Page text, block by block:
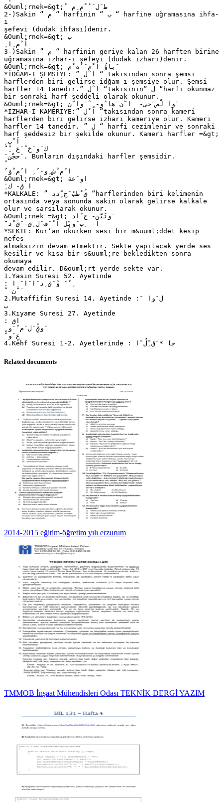
&Ouml;rnek=&gt; ْ ‫ط َل َ ُ ْم ِم‬
2-)Sakin “ ‫ “ م‬harfinin “ ‫ “ ب‬harfine uğramasına ihfa-
ı
şefevi (dudak ihfası)denir.
&Ouml;rnek=&gt; ‫ب‬
3-)Sakin ” ‫ “ م‬harfinin geriye kalan 26 harften birine
uğramasına izhar-ı şefevi (dudak izharı)denir.
&Ouml;rnek=&gt; ‫َباؤُ اُ ْم َ ُه ْم‬
*İDĞAM-I ŞEMSİYE: ” ‫ “ اَ ْل‬takısından sonra şemsi
harflerden biri gelirse idğam-ı şemsiye olur. Şemsi
harfler 14 tanedir.” ‫“ اَ ْل‬takısının” ‫“ ل‬harfi okunmaz
bir sonraki harf şeddeli olarak okunur.
&Ouml;rnek=&gt; ‫ َوا لُّض َحى‬- ‫ ا َّن َها ُو‬- ِ ْ ‫َوا َّن‬
*İZHAR-I KAMERİYE:” ‫“ اَ ْل‬takısından sonra kameri
harflerden biri gelirse izharı kameriye olur. Kameri
harfler 14 tanedir. ” ‫ “ ل‬harfi cezimlenir ve sonraki
harf şeddesiz bir şekilde okunur. Kameri harfler =&gt;
ُ َ ٌِ ‫ك َو َخ ْ َع‬
َ ‫ َحجَّن‬. Bunların dışındaki harfler şemsidir.
ُ ‫ ا ُم ْش ِو‬- ُ ِ ‫ا ُم ْؤ‬
&Ouml;rnek=&gt; ‫او َعة‬
ِ َ‫ ا ق‬- ‫ك‬
*KALKALE: ” ‫“ قُ ْطبُ َج ٍّدد‬harflerinden biri kelimenin
ortasında veya sonunda sakin olarak gelirse kalkale
olur ve sarsılarak okunur.
&Ouml;rnek =&gt; ‫ َوتَبَّن‬- ‫ح ٌاد‬
َ َ‫ ا‬- ‫ ِب َوبِّل ا ْ َف َل ِق‬- ‫َقَ ْد‬
*SEKTE: Kur’an okurken sesi bir m&uuml;ddet kesip
nefes
almaksızın devam etmektir. Sekte yapılacak yerde ses
kesilir ve kısa bir s&uuml;re bekledikten sonra
okumaya
devam edilir. D&ouml;rt yerde sekte var.
1.Yasin Suresi 52. Ayetinde
: ‫ِ ْ َ وْ َق ِد َا َا َ ا‬
ْ َ ‫َ َّن‬
2.Mutaffifin Suresi 14. Ayetinde : َ ‫ل َوا‬
‫ب‬
3.Kıyame Suresi 27. Ayetinde
: ‫اق‬
ً ‫عِ َو‬
Related documents
2014-2015 eğitim-öğretim yılı erzurum
TMMOB İnşaat Mühendisleri Odası TEKNİK DERGİ YAZIM